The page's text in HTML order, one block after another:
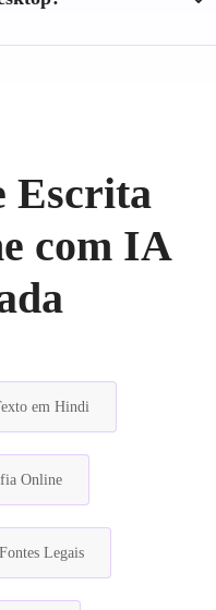
Escrita
com IA
em Hindi
Online
Legais